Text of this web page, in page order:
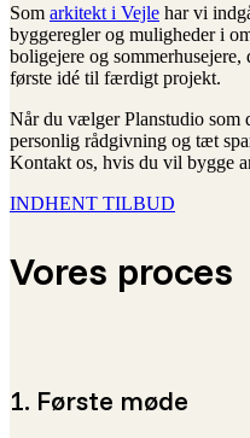
Som arkitekt i Vejle har vi
byggeregler og muligheder i
boligejere og
første idé til færdigt projekt.
Når du vælger Planstudio som
personlig rådgivning og tæt
Kontakt os, hvis du vil bygge
INDHENT TILBUD
Vores proces
1. Første møde